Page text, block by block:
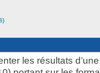
les résultats